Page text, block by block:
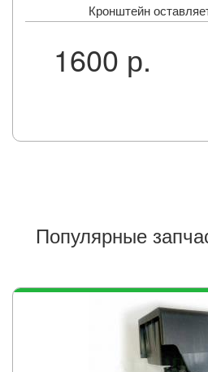
Кронштейн
1600 р.
Популярные